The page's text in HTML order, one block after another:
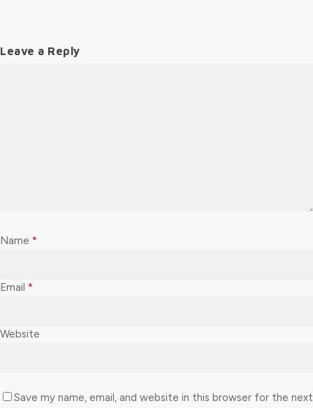
Leave a Reply
Name *
Email *
Website
Save my name, email, and website in this browser for the next